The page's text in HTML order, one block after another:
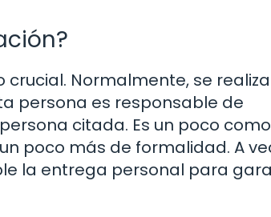
Normalmente, se
persona es responsable de
citada. Es un poco
poco más de formalidad. A
la entrega personal para